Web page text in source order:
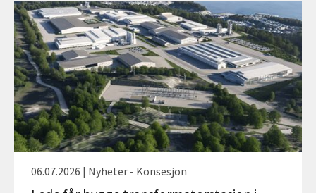
06.07.2026 | Nyheter - Konsesjon